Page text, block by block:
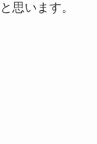
思います。